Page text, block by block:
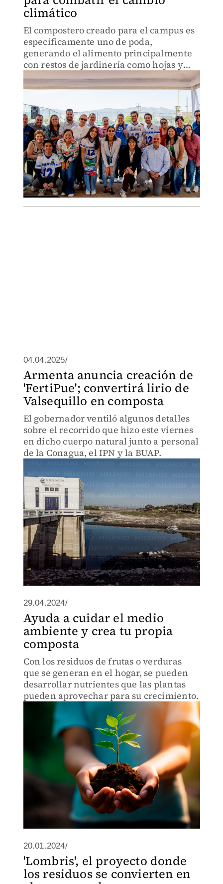
climático
El compostero creado para el campus es
específicamente uno de poda,
generando el alimento principalmente
con restos de jardinería como hojas y
ramas.
04.04.2025/
Armenta anuncia creación de
'FertiPue'; convertirá lirio de
Valsequillo en composta
El gobernador ventiló algunos detalles
sobre el recorrido que hizo este viernes
en dicho cuerpo natural junto a personal
de la Conagua, el IPN y la BUAP.
29.04.2024/
Ayuda a cuidar el medio
ambiente y crea tu propia
composta
Con los residuos de frutas o verduras
que se generan en el hogar, se pueden
desarrollar nutrientes que las plantas
pueden aprovechar para su crecimiento.
20.01.2024/
'Lombris', el proyecto donde
los residuos se convierten en